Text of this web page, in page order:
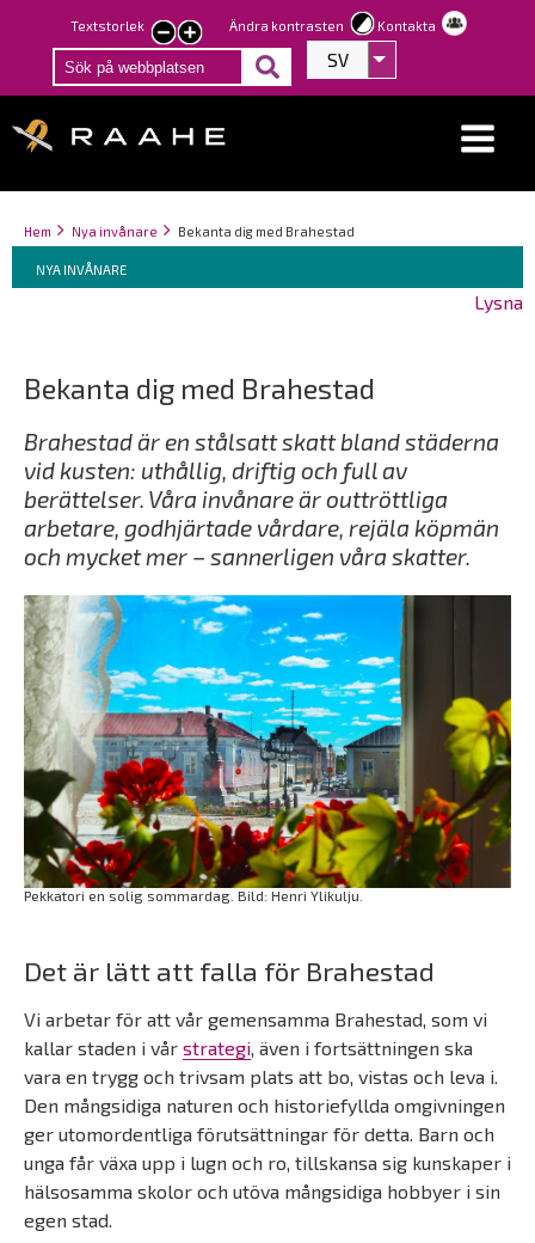
Hoppa
till
huvudinnehåll
Textstorlek
smaller
text
larger
text
Ändra kontrasten Kontakta
SV Visa fler åtgärder
Länkstigar
You
here:
Hem Nya invånare Bekanta dig med Brahestad
Breadcrumbs
You
are
NYA INVÅNARE
Lysna
Bekanta dig med Brahestad
Brahestad är en stålsatt skatt bland städerna
vid kusten: uthållig, driftig och full av
berättelser. Våra invånare är outtröttliga
arbetare, godhjärtade vårdare, rejäla köpmän
och mycket mer – sannerligen våra skatter.
Pekkatori en solig sommardag. Bild: Henri Ylikulju.
Det är lätt att falla för Brahestad
Vi arbetar för att vår gemensamma Brahestad, som vi
kallar staden i vår strategi, även i fortsättningen ska
vara en trygg och trivsam plats att bo, vistas och leva i.
Den mångsidiga naturen och historiefyllda omgivningen
ger utomordentliga förutsättningar för detta. Barn och
unga får växa upp i lugn och ro, tillskansa sig kunskaper i
hälsosamma skolor och utöva mångsidiga hobbyer i sin
egen stad.